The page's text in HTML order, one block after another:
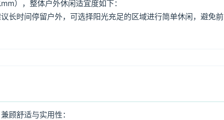
），整体户外休闲适宜度如下：
长时间停留户外，可选择阳光充足的区域进行简单休闲，避免前
顾舒适与实用性：